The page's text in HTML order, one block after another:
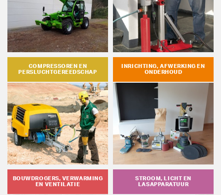
COMPRESSOREN EN
PERSLUCHTGEREEDSCHAP
INRICHTING, AFWERKING EN
ONDERHOUD
BOUWDROGERS, VERWARMING
EN VENTILATIE
STROOM, LICHT EN
LASAPPARATUUR